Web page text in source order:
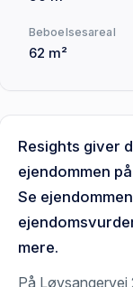
Beboelsesareal
62 m²
Resights giver
ejendommen
Se
mere.
På